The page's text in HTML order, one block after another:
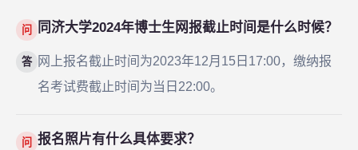
问 同济大学2024年博士生网报截止时间是什么时候？
答
网上报名截止时间为2023年12月15日17:00，缴纳报
名考试费截止时间为当日22:00。
问 报名照片有什么具体要求？